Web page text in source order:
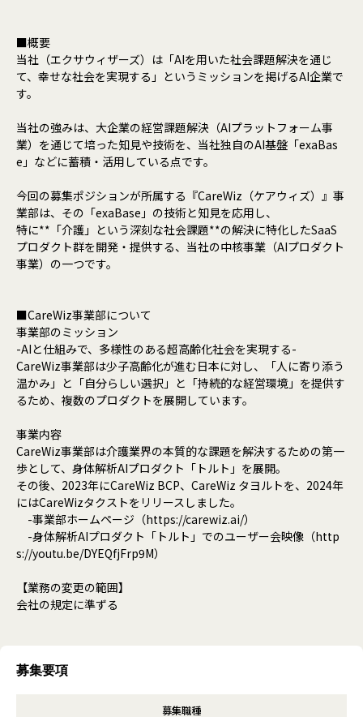
■概要
当社（エクサウィザーズ）は「AIを用いた社会課題解決を通じ
て、幸せな社会を実現する」というミッションを掲げるAI企業で
す。
当社の強みは、大企業の経営課題解決（AIプラットフォーム事
業）を通じて培った知見や技術を、当社独自のAI基盤「exaBas
e」などに蓄積・活用している点です。
今回の募集ポジションが所属する『CareWiz（ケアウィズ）』事
業部は、その「exaBase」の技術と知見を応用し、
特に**「介護」という深刻な社会課題**の解決に特化したSaaS
プロダクト群を開発・提供する、当社の中核事業（AIプロダクト
事業）の一つです。
■CareWiz事業部について
事業部のミッション
-AIと仕組みで、多様性のある超高齢化社会を実現する-
CareWiz事業部は少子高齢化が進む日本に対し、「人に寄り添う
温かみ」と「自分らしい選択」と「持続的な経営環境」を提供す
るため、複数のプロダクトを展開しています。
事業内容
CareWiz事業部は介護業界の本質的な課題を解決するための第一
歩として、身体解析AIプロダクト「トルト」を展開。
その後、2023年にCareWiz BCP、CareWiz タヨルトを、2024年
にはCareWizタクストをリリースしました。
-事業部ホームページ（https://carewiz.ai/）
-身体解析AIプロダクト「トルト」でのユーザー会映像（http
s://youtu.be/DYEQfjFrp9M）
【業務の変更の範囲】
会社の規定に準ずる
募集要項
募集職種